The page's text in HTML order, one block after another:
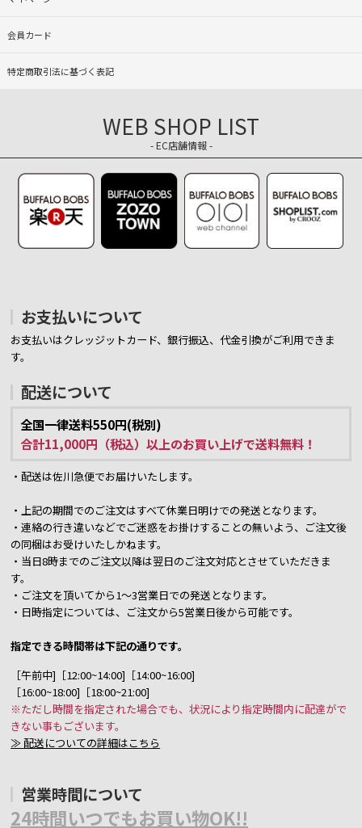
会員カード
特定商取引法に基づく表記
WEB SHOP LIST
- EC店舗情報 -
お支払いについて
お支払いはクレッジットカード、銀行振込、代金引換がご利用できま
す。
配送について
全国一律送料550円(税別)
合計11,000円（税込）以上のお買い上げで送料無料！
・配送は佐川急便でお届けいたします。
・上記の期間でのご注文はすべて休業日明けでの発送となります。
・連絡の行き違いなどでご迷惑をお掛けすることの無いよう、ご注文後
の同梱はお受けいたしかねます。
・当日8時までのご注文以降は翌日のご注文対応とさせていただきま
す。
・ご注文を頂いてから1～3営業日での発送となります。
・日時指定については、ご注文から5営業日後から可能です。
指定できる時間帯は下記の通りです。
［午前中]［12:00~14:00]［14:00~16:00]
［16:00~18:00]［18:00~21:00]
※ただし時間を指定された場合でも、状況により指定時間内に配達がで
きない事もございます。
≫ 配送についての詳細はこちら
営業時間について
24時間いつでもお買い物OK!!